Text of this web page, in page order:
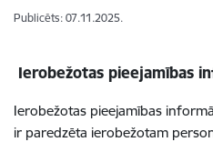
Publicēts: 07.11.2025.
Ierobežotas pieejamības
Ierobežotas pieejamības
ir paredzēta ierobežotam